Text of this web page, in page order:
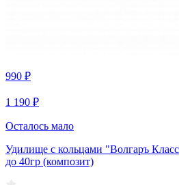
990 ₽
1 190 ₽
Осталось мало
Удилище с кольцами "Волгаръ
до 40гр (композит)